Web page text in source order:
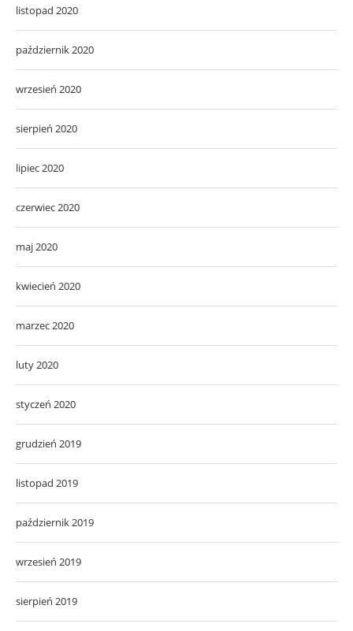
listopad 2020
październik 2020
wrzesień 2020
sierpień 2020
lipiec 2020
czerwiec 2020
maj 2020
kwiecień 2020
marzec 2020
luty 2020
styczeń 2020
grudzień 2019
listopad 2019
październik 2019
wrzesień 2019
sierpień 2019